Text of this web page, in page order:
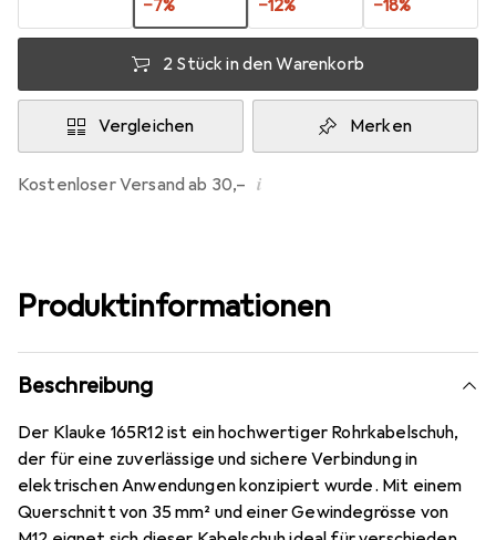
−7% −12% −18%
2 Stück in den Warenkorb
Vergleichen Merken
Kostenloser Versand ab 30,– i
Produktinformationen
Beschreibung
Der Klauke 165R12 ist ein hochwertiger Rohrkabelschuh,
der für eine zuverlässige und sichere Verbindung in
elektrischen Anwendungen konzipiert wurde. Mit einem
Querschnitt von 35 mm² und einer Gewindegrösse von